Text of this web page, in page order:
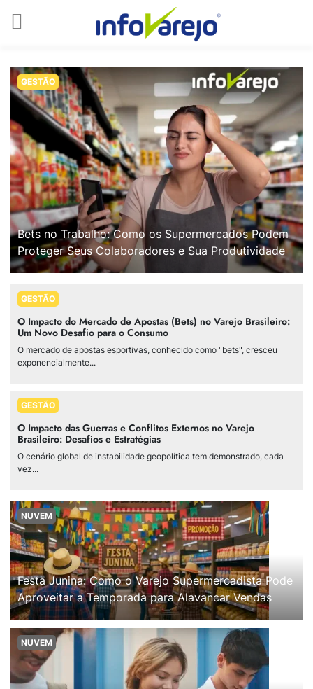
GESTÃO
Bets no Trabalho: Como os Supermercados Podem
Proteger Seus Colaboradores e Sua Produtividade
GESTÃO
O Impacto do Mercado de Apostas (Bets) no Varejo Brasileiro:
Um Novo Desafio para o Consumo
O mercado de apostas esportivas, conhecido como "bets", cresceu
exponencialmente...
GESTÃO
O Impacto das Guerras e Conflitos Externos no Varejo
Brasileiro: Desafios e Estratégias
O cenário global de instabilidade geopolítica tem demonstrado, cada
vez...
NUVEM
Festa Junina: Como o Varejo Supermercadista Pode
Aproveitar a Temporada para Alavancar Vendas
NUVEM